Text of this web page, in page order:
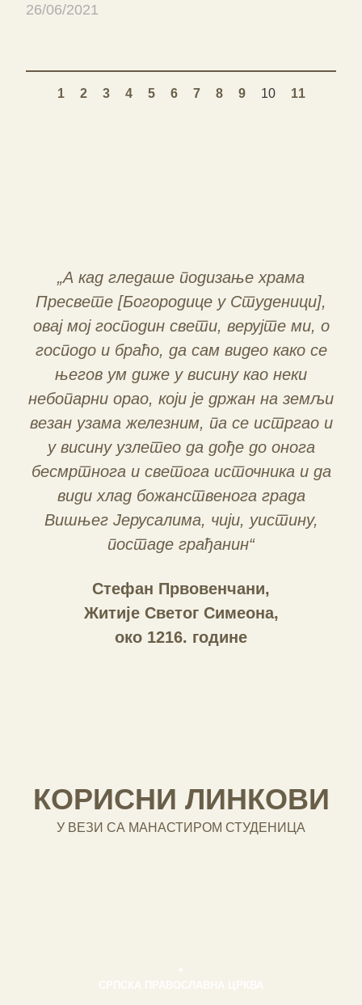
26/06/2021
1 2 3 4 5 6 7 8 9 10 11
„А кад гледаше подизање храма
Пресвете [Богородице у Студеници],
овај мој господин свети, верујте ми, о
господо и браћо, да сам видео како се
његов ум диже у висину као неки
небопарни орао, који је држан на земљи
везан узама железним, па се истргао и
у висину узлетео да дође до онога
бесмртнога и светога источника и да
види хлад божанственога града
Вишњег Јерусалима, чији, уистину,
постаде грађанин“
Стефан Првовенчани,
Житије Светог Симеона,
око 1216. године
КОРИСНИ ЛИНКОВИ
У ВЕЗИ СА МАНАСТИРОМ СТУДЕНИЦА